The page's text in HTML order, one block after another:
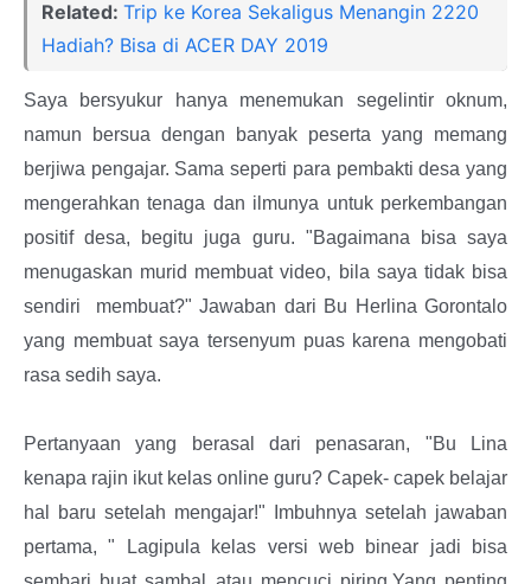
Related: Trip ke Korea Sekaligus Menangin 2220
Hadiah? Bisa di ACER DAY 2019
Saya bersyukur hanya menemukan segelintir oknum,
namun bersua dengan banyak peserta yang memang
berjiwa pengajar. Sama seperti para pembakti desa yang
mengerahkan tenaga dan ilmunya untuk perkembangan
positif desa, begitu juga guru. "Bagaimana bisa saya
menugaskan murid membuat video, bila saya tidak bisa
sendiri membuat?" Jawaban dari Bu Herlina Gorontalo
yang membuat saya tersenyum puas karena mengobati
rasa sedih saya.
Pertanyaan yang berasal dari penasaran, "Bu Lina
kenapa rajin ikut kelas online guru? Capek- capek belajar
hal baru setelah mengajar!" I mbuhnya setelah jawaban
pertama, " Lagipula kelas versi web binear jadi bisa